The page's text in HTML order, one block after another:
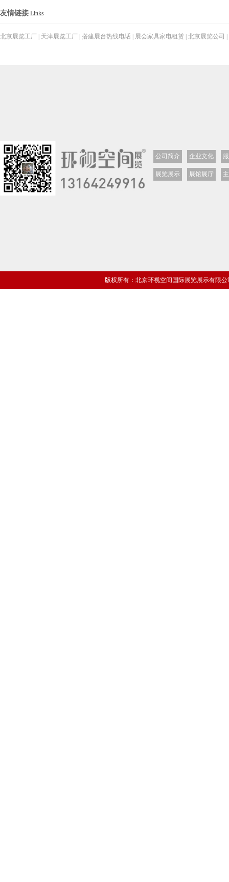
友情链接 Links
北京展览工厂 天津展览工厂 搭建展台热线电话 展会家具家电租赁 北京展览公司
公司简介 企业文化
展览展示 展馆展厅
版权所有：北京环视空间国际展览展示有限